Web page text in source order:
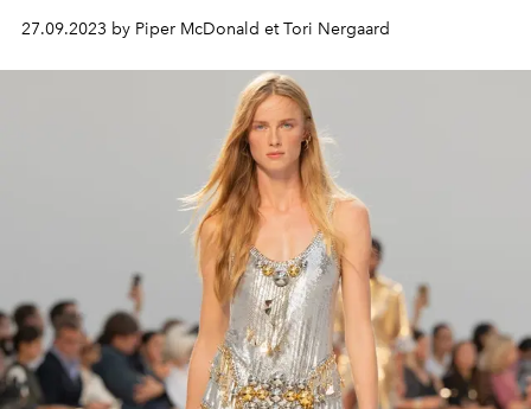
27.09.2023 by Piper McDonald et Tori Nergaard